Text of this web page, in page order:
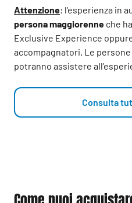
Attenzione: l'esperienza in
persona maggiorenne che
Exclusive Experience
accompagnatori. Le
potranno assistere
Consulta